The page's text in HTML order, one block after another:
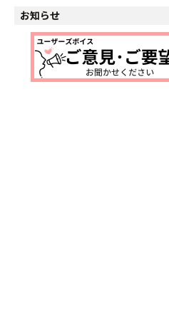
お知らせ